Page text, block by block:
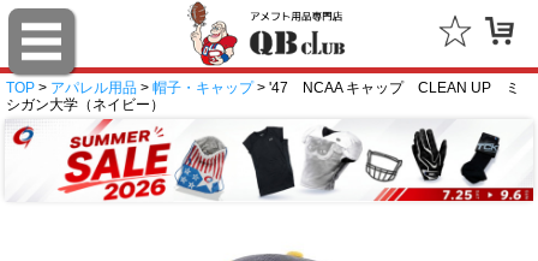
TOP > アパレル用品 > 帽子・キャップ> '47 NCAA キャップ CLEAN UP ミ
シガン大学（ネイビー）